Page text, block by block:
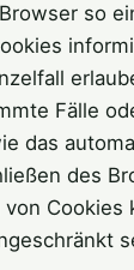
so
Fälle
das
des
Cookies